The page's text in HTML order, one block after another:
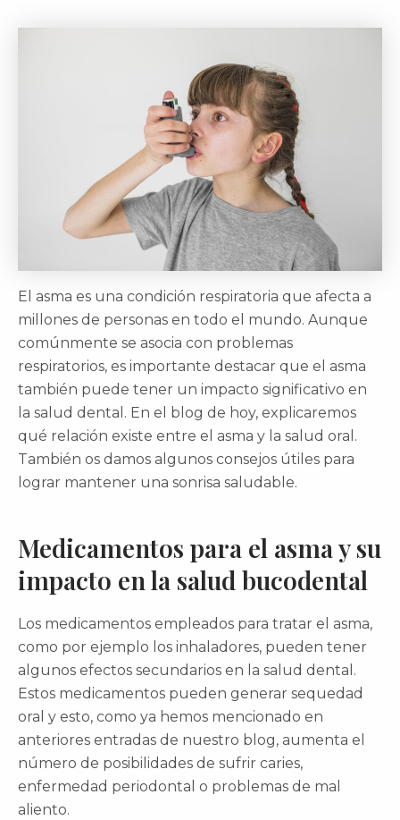
El asma es una condición respiratoria que afecta a
millones de personas en todo el mundo. Aunque
comúnmente se asocia con problemas
respiratorios, es importante destacar que el asma
también puede tener un impacto significativo en
la salud dental. En el blog de hoy, explicaremos
qué relación existe entre el asma y la salud oral.
También os damos algunos consejos útiles para
lograr mantener una sonrisa saludable.
Medicamentos para el asma y su
impacto en la salud bucodental
Los medicamentos empleados para tratar el asma,
como por ejemplo los inhaladores, pueden tener
algunos efectos secundarios en la salud dental.
Estos medicamentos pueden generar sequedad
oral y esto, como ya hemos mencionado en
anteriores entradas de nuestro blog, aumenta el
número de posibilidades de sufrir caries,
enfermedad periodontal o problemas de mal
aliento.